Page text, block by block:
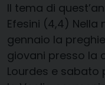
Il tema di
Efesini (4,4) Nella
gennaio la
giovani presso la
Lourdes e sabato